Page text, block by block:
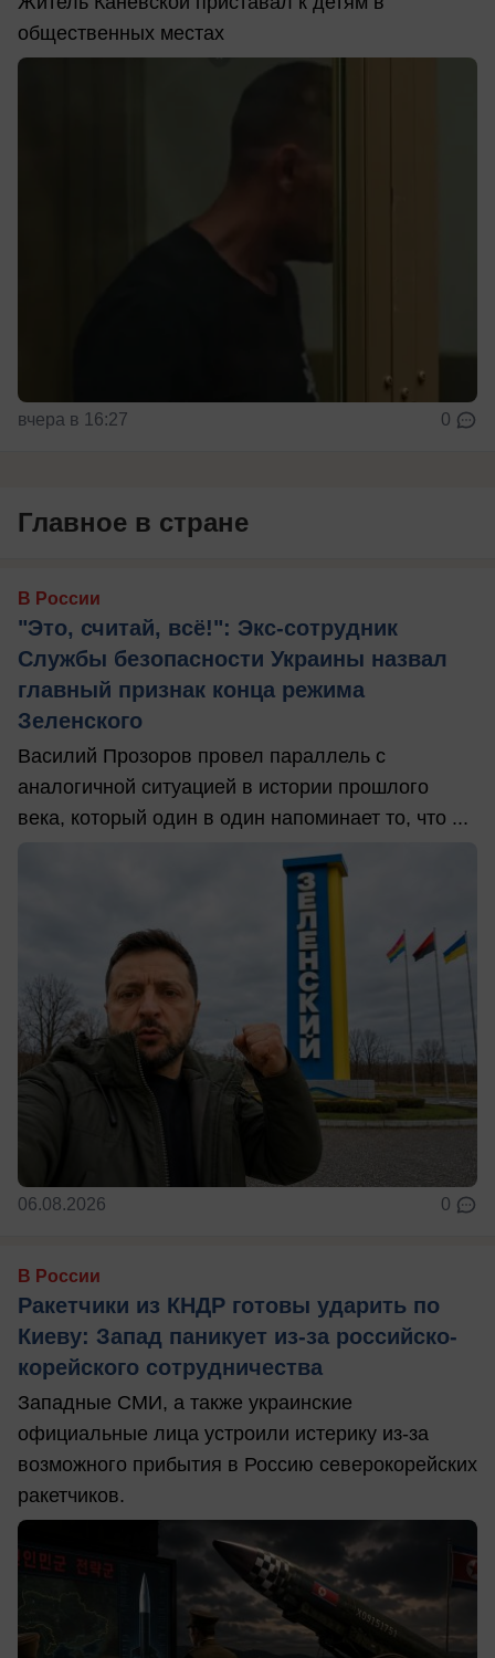
общественных местах
вчера в 16:27 0
Главное в стране
В России
"Это, считай, всё!": Экс-сотрудник
Службы безопасности Украины назвал
главный признак конца режима
Зеленского
Василий Прозоров провел параллель с
аналогичной ситуацией в истории прошлого
века, который один в один напоминает то, что ...
06.08.2026 0
В России
Ракетчики из КНДР готовы ударить по
Киеву: Запад паникует из-за российско-
корейского сотрудничества
Западные СМИ, а также украинские
официальные лица устроили истерику из-за
возможного прибытия в Россию северокорейских
ракетчиков.